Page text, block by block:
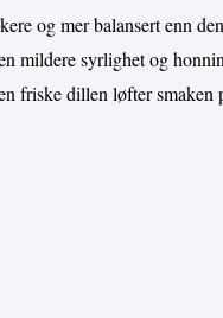
og mer balansert enn
mildere syrlighet og
friske dillen løfter smaken